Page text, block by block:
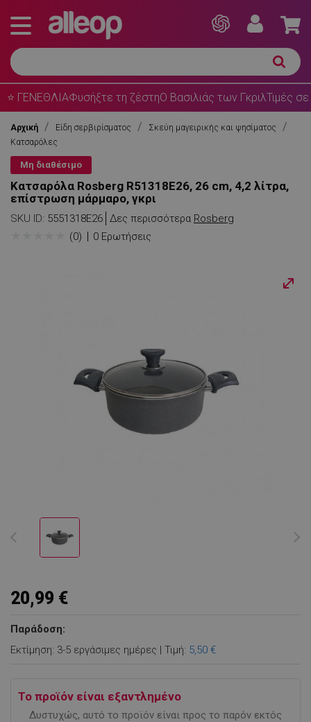
⭐ ΓΕΝΕΘΛΙΑΦυσήξτε τη ζέστηΟ Βασιλιάς των ΓκριλΤιμές σε
Αρχική Είδη σερβιρίσματος
Σκεύη μαγειρικής και ψησίματος
Κατσαρόλες
Μη διαθέσιμο
Κατσαρόλα Rosberg R51318E26, 26 cm, 4,2 λίτρα,
επίστρωση μάρμαρο, γκρι
SKU ID: 5551318E26 Δες περισσότερα Rosberg
(0) 0 Ερωτήσεις
20,99 €
Παράδοση:
Εκτίμηση: 3-5 εργάσιμες ημέρες | Τιμή: 5,50 €
Το προϊόν είναι εξαντλημένο
Δυστυχώς, αυτό το προϊόν είναι προς το παρόν εκτός